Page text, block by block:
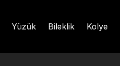
Yüzük Bileklik Kolye